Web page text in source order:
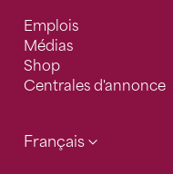
Emplois
Médias
Shop
Centrales d'annonce
Français